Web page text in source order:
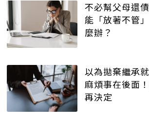
不必幫父母還
能「放著不管
麼辦？
以為拋棄繼承
麻煩事在後面
再決定